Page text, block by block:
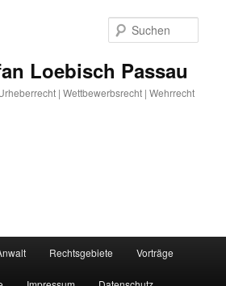
Loebisch Passau
| Wettbewerbsrecht | Wehrrecht
Rechtsgebiete Vorträge